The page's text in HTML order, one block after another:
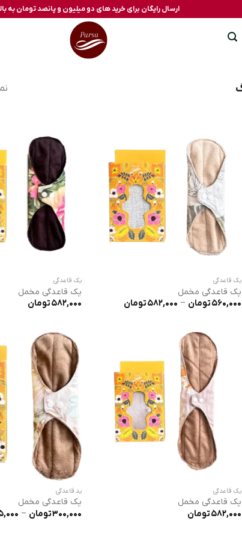
ارسال رایگان برای خرید های دو میلیون و پانصد تومان به
پک قاعدگی
پک قاعدگی مخمل
560,000تومان –
582,000تومانمحدوده
قیمت:
پک قاعدگی
پک قاعدگی مخمل
582,000تومان
پک قاعدگی
پک قاعدگی مخمل
582,000تومان
پد قاعدگی
پک قاعدگی مخمل
300,000تومان –